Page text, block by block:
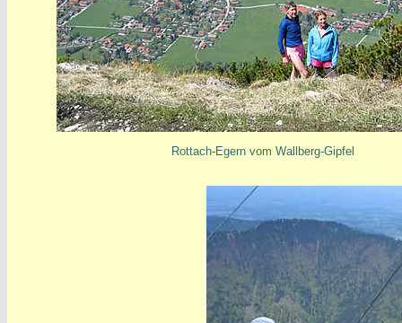
Rottach-Egern vom Wallberg-Gipfel